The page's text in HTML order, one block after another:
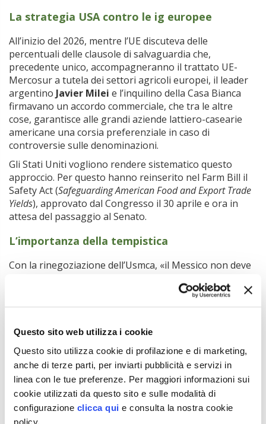
Questo sito web utilizza i cookie
Questo sito utilizza cookie di profilazione e di marketing,
anche di terze parti, per inviarti pubblicità e servizi in
linea con le tue preferenze. Per maggiori informazioni sui
cookie utilizzati da questo sito e sulle modalità di
configurazione clicca qui e consulta la nostra cookie
policy.
La strategia USA contro le ig europee
All’inizio del 2026, mentre l’UE discuteva delle
percentuali delle clausole di salvaguardia che,
precedente unico, accompagneranno il trattato UE-
Mercosur a tutela dei settori agricoli europei, il leader
argentino Javier Milei e l’inquilino della Casa Bianca
firmavano un accordo commerciale, che tra le altre
cose, garantisce alle grandi aziende lattiero-casearie
americane una corsia preferenziale in caso di
controversie sulle denominazioni.
Gli Stati Uniti vogliono rendere sistematico questo
approccio. Per questo hanno reinserito nel Farm Bill il
Safety Act (Safeguarding American Food and Export Trade
Yields), approvato dal Congresso il 30 aprile e ora in
attesa del passaggio al Senato.
L’importanza della tempistica
Con la rinegoziazione dell’Usmca, «il Messico non deve
protezione ai formaggi, alle carni o ai vini dell’UE che
dovrebbero essere tutelati nell’accordo UE-Messico,»
agricola dei negoziati commerciali della Commissione
«Le ig hanno un’importanza politica e culturale che
supera di gran lunga il loro valore economico. Sono al
centro della cultura europea. E negli accordi di libero
scambio vengono presentate come compensazione per
concessioni agricole talvolta difficili. Qualsiasi tentativo